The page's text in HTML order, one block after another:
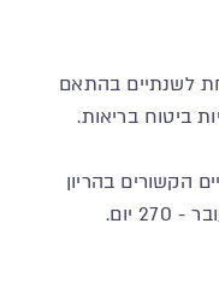
לשנתיים בהתאם
ביטוח בריאות.
הקשורים בהריון
יום.